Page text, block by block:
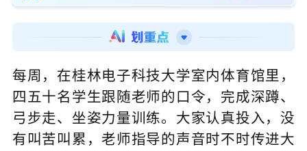
每周，在桂林电子科技大学室内体育馆里，
四五十名学生跟随老师的口令，完成深蹲、
弓步走、坐姿力量训练。大家认真投入，没
有叫苦叫累，老师指导的声音时不时传进大